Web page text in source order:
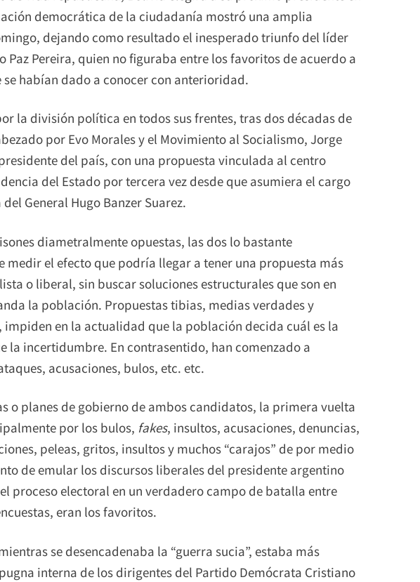
democrática de la ciudadanía mostró una amplia
dejando como resultado el inesperado triunfo del líder
Paz Pereira, quien no figuraba entre los favoritos de acuerdo a
habían dado a conocer con anterioridad.
la división política en todos sus frentes, tras dos décadas de
por Evo Morales y el Movimiento al Socialismo, Jorge
del país, con una propuesta vinculada al centro
del Estado por tercera vez desde que asumiera el cargo
General Hugo Banzer Suarez.
diametralmente opuestas, las dos lo bastante
medir el efecto que podría llegar a tener una propuesta más
o liberal, sin buscar soluciones estructurales que son en
la población. Propuestas tibias, medias verdades y
en la actualidad que la población decida cuál es la
la incertidumbre. En contrasentido, han comenzado a
acusaciones, bulos, etc. etc.
o planes de gobierno de ambos candidatos, la primera vuelta
por los bulos, fakes, insultos, acusaciones, denuncias,
peleas, gritos, insultos y muchos “carajos” de por medio
de emular los discursos liberales del presidente argentino
proceso electoral en un verdadero campo de batalla entre
eran los favoritos.
se desencadenaba la “guerra sucia”, estaba más
interna de los dirigentes del Partido Demócrata Cristiano